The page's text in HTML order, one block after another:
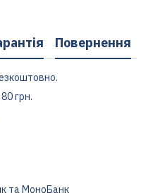
Повернення
грн.
та МоноБанк